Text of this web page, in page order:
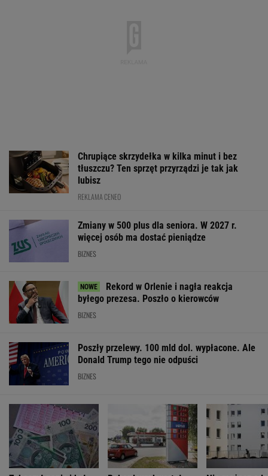
Chrupiące skrzydełka w kilka minut i bez
tłuszczu? Ten sprzęt przyrządzi je tak jak
lubisz
REKLAMA CENEO
Zmiany w 500 plus dla seniora. W 2027 r.
więcej osób ma dostać pieniądze
BIZNES
Rekord w Orlenie i nagła reakcja
byłego prezesa. Poszło o kierowców
BIZNES
Poszły przelewy. 100 mld dol. wypłacone. Ale
Donald Trump tego nie odpuści
BIZNES